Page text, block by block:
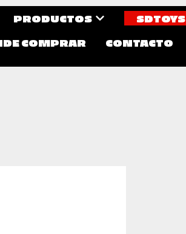
PRODUCTOS SDTOYS
COMPRAR
CONTACTO